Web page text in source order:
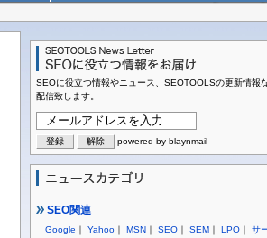
SEOに役立つ情報やニュース、SEOTOOLSの更新情報
配信致します。
powered by blaynmail
SEO関連
Google ｜ Yahoo ｜ MSN ｜ SEO ｜ SEM ｜ LPO ｜ サ